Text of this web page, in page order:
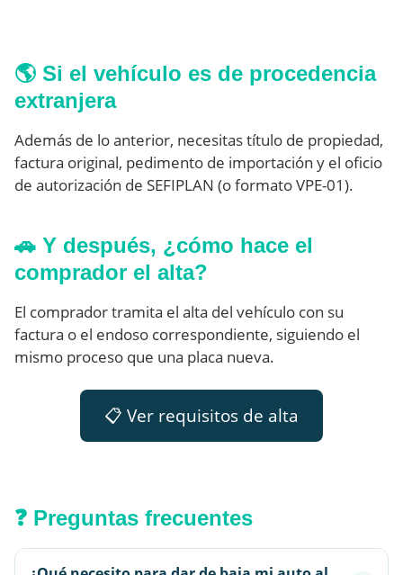
🌎 Si el vehículo es de procedencia
extranjera
Además de lo anterior, necesitas título de propiedad,
factura original, pedimento de importación y el oficio
de autorización de SEFIPLAN (o formato VPE-01).
🚗 Y después, ¿cómo hace el
comprador el alta?
El comprador tramita el alta del vehículo con su
factura o el endoso correspondiente, siguiendo el
mismo proceso que una placa nueva.
📋 Ver requisitos de alta
❓ Preguntas frecuentes